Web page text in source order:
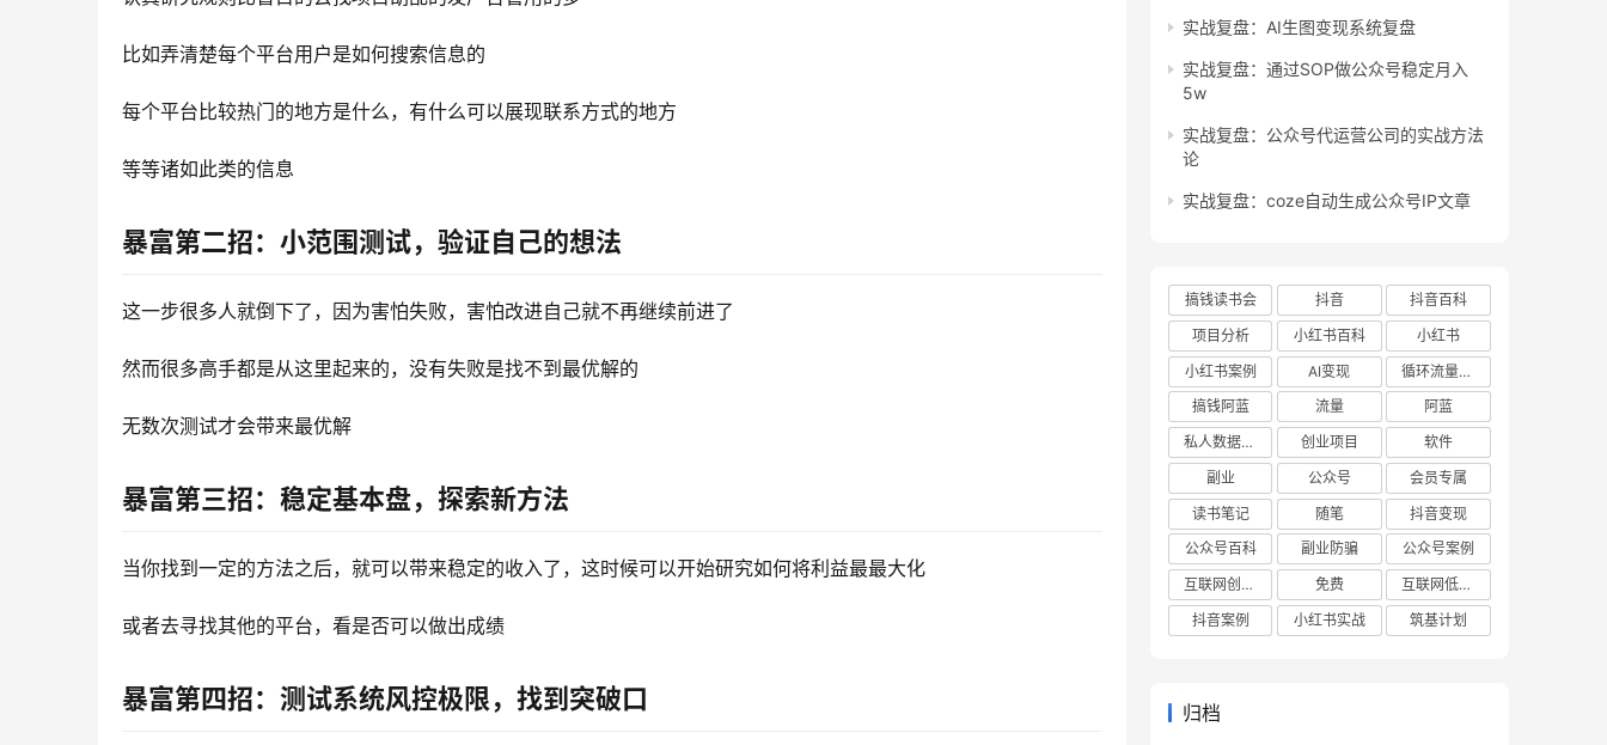
比如弄清楚每个平台用户是如何搜索信息的
每个平台比较热门的地方是什么，有什么可以展现联系方式的地方
等等诸如此类的信息
暴富第二招：小范围测试，验证自己的想法
这一步很多人就倒下了，因为害怕失败，害怕改进自己就不再继续前进了
然而很多高手都是从这里起来的，没有失败是找不到最优解的
无数次测试才会带来最优解
暴富第三招：稳定基本盘，探索新方法
当你找到一定的方法之后，就可以带来稳定的收入了，这时候可以开始研究如何将利益最最大化
或者去寻找其他的平台，看是否可以做出成绩
暴富第四招：测试系统风控极限，找到突破口
实战复盘：AI生图变现系统复盘
实战复盘：通过SOP做公众号稳定月入
5w
实战复盘：公众号代运营公司的实战方法
论
实战复盘：coze自动生成公众号IP文章
搞钱读书会 抖音
抖音百科
项目分析
小红书百科
小红书
小红书案例
AI变现
循环流量实验室
搞钱阿蓝
流量
阿蓝
私人数据库项目
创业项目
软件
副业
公众号
会员专属
读书笔记
随笔
抖音变现
公众号百科
副业防骗
公众号案例
互联网创业项目
免费
互联网低成本创业项目
抖音案例
小红书实战 筑基计划
归档